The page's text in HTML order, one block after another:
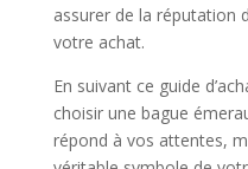
assurer de la réputation
votre achat.
En suivant ce guide
choisir une bague
répond à vos attentes,